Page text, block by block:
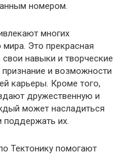
номером.
многих
мира. Это прекрасная
навыки и творческие
и возможности
карьеры. Кроме того,
дружественную и
может насладиться
поддержать их.
Тектонику помогают